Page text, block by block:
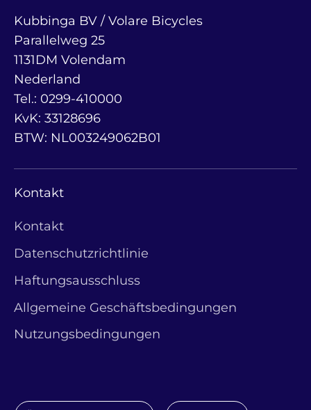
Kubbinga BV / Volare Bicycles
Parallelweg 25
1131DM Volendam
Nederland
Tel.: 0299-410000
KvK: 33128696
BTW: NL003249062B01
Kontakt
Kontakt
Datenschutzrichtlinie
Haftungsausschluss
Allgemeine Geschäftsbedingungen
Nutzungsbedingungen